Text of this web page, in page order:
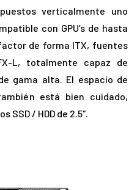
verticalmente uno
con GPU’s de hasta
de forma ITX, fuentes
L, totalmente capaz de
gama alta. El espacio de
está bien cuidado,
SSD / HDD de 2.5″.